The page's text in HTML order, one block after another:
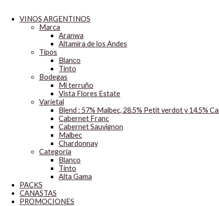
VINOS ARGENTINOS
Marca
Aranwa
Altamira de los Andes
Tipos
Blanco
Tinto
Bodegas
Mi terruño
Vista Flores Estate
Varietal
Blend : 57% Malbec, 28.5% Petit verdot y 14.5%
Cabernet Franc
Cabernet Sauvignon
Malbec
Chardonnay
Categoría
Blanco
Tinto
Alta Gama
PACKS
CANASTAS
PROMOCIONES